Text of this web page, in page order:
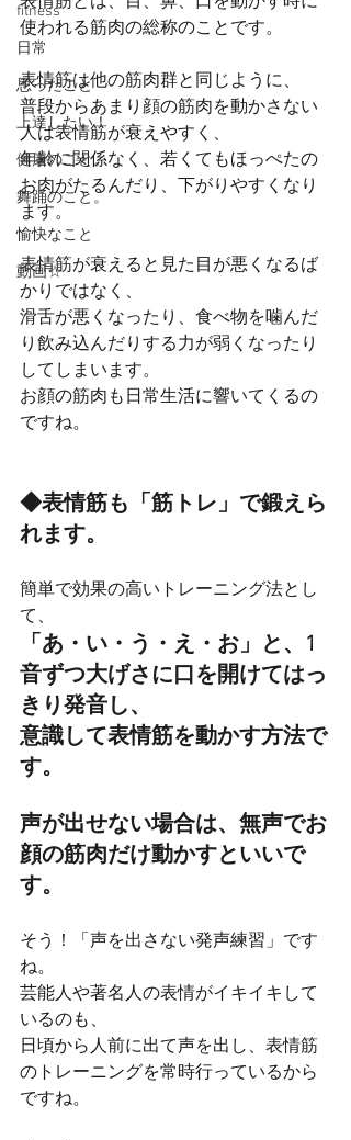
fitness
日常
思ったこと
上達したい！
健康のこと。
舞踊のこと。
愉快なこと
動画☆
使われる筋肉の総称のことです。
表情筋は他の筋肉群と同じように、
普段からあまり顔の筋肉を動かさない
人は表情筋が衰えやすく、
年齢に関係なく、若くてもほっぺたの
お肉がたるんだり、下がりやすくなり
ます。
表情筋が衰えると見た目が悪くなるば
かりではなく、
滑舌が悪くなったり、食べ物を噛んだ
り飲み込んだりする力が弱くなったり
してしまいます。
お顔の筋肉も日常生活に響いてくるの
ですね。
◆表情筋も「筋トレ」で鍛えら
れます。
簡単で効果の高いトレーニング法とし
て、
「あ・い・う・え・お」と、1
音ずつ大げさに口を開けてはっ
きり発音し、
意識して表情筋を動かす方法で
す。
声が出せない場合は、無声でお
顔の筋肉だけ動かすといいで
す。
そう！「声を出さない発声練習」です
ね。
芸能人や著名人の表情がイキイキして
いるのも、
日頃から人前に出て声を出し、表情筋
のトレーニングを常時行っているから
ですね。